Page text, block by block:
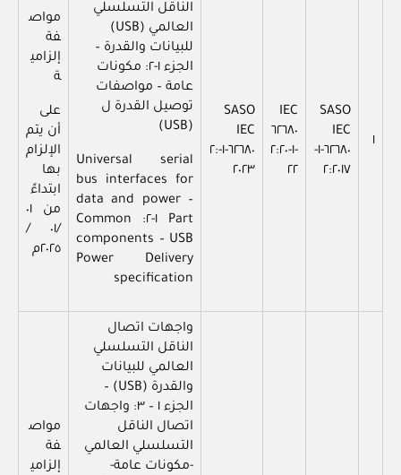
١
SASO
IEC
٦٢٦٨٠-١-
٢:٢٠١٧
IEC
٦٢٦٨٠
-١-٢:٢٠
٢٢
SASO
IEC
٦٢٦٨٠-١-٢:
٢٠٢٣
الناقل التسلسلي
العالمي (USB)
للبيانات والقدرة –
الجزء ١-٢: مكونات
عامة – مواصفات
توصيل القدرة ل
(USB)
Universal serial
bus interfaces for
data and power –
Part ١-٢: Common
components – USB
Power Delivery
specification
مواص
فة
إلزامي
ة
على
أن يتم
الإلزام
بها
ابتداءً
من ٠١
/٠١ /
٢٠٢٥م
واجهات اتصال
الناقل التسلسلي
العالمي للبيانات
والقدرة (USB) –
الجزء ١ – ٣: واجهات
اتصال الناقل
التسلسلي العالمي
-مكونات عامة-
مواص
فة
إلزامي